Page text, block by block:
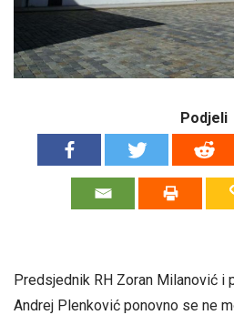
Podjeli
Predsjednik RH Zoran Milanović i
Andrej Plenković ponovno se ne